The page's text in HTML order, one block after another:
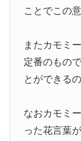
ことでこの
またカモミ
定番のもの
とができる
なおカモミ
った花言葉